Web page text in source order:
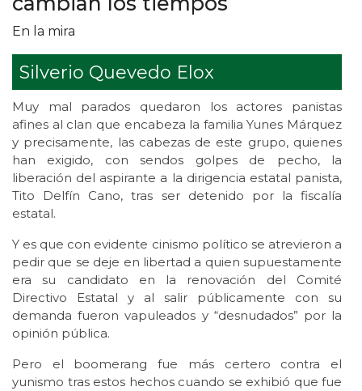
En la mira
Silverio Quevedo Elox
Muy mal parados quedaron los actores panistas
afines al clan que encabeza la familia Yunes Márquez
y precisamente, las cabezas de este grupo, quienes
han exigido, con sendos golpes de pecho, la
liberación del aspirante a la dirigencia estatal panista,
Tito Delfín Cano, tras ser detenido por la fiscalía
estatal.
Y es que con evidente cinismo político se atrevieron a
pedir que se deje en libertad a quien supuestamente
era su candidato en la renovación del Comité
Directivo Estatal y al salir públicamente con su
demanda fueron vapuleados y “desnudados” por la
opinión pública.
Pero el boomerang fue más certero contra el
yunismo tras estos hechos cuando se exhibió que fue